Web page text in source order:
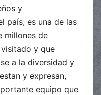
y
país; es una de las
millones de
visitado y que
a la diversidad y
y expresan,
equipo que